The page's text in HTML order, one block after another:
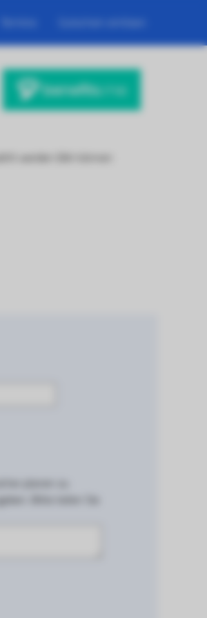
werden (Wir können
planen zu
Bitte teilen Sie